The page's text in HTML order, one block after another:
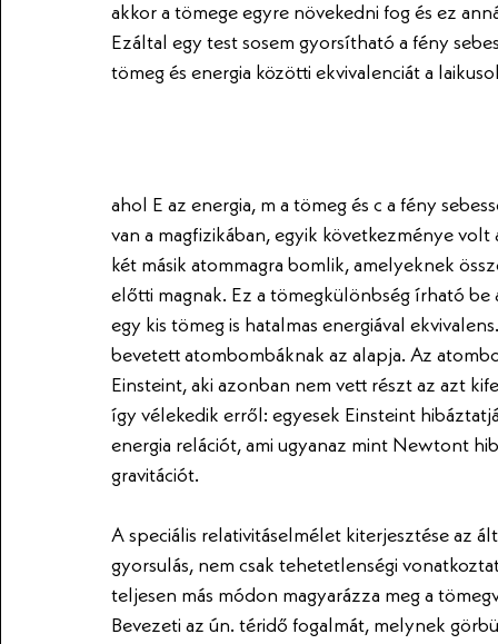
akkor a tömege egyre növekedni fog és ez
Ezáltal egy test sosem gyorsítható a fény
tömeg és energia közötti ekvivalenciát a
ahol E az energia, m a tömeg és c a fény
van a magfizikában, egyik következménye
két másik atommagra bomlik, amelyeknek
előtti magnak. Ez a tömegkülönbség írható
egy kis tömeg is hatalmas energiával
bevetett atombombáknak az alapja. Az
Einsteint, aki azonban nem vett részt az azt
így vélekedik erről: egyesek Einsteint
energia relációt, ami ugyanaz mint Newtont
gravitációt.
A speciális relativitáselmélet kiterjesztése az
gyorsulás, nem csak tehetetlenségi
teljesen más módon magyarázza meg a
Bevezeti az ún. téridő fogalmát, melynek